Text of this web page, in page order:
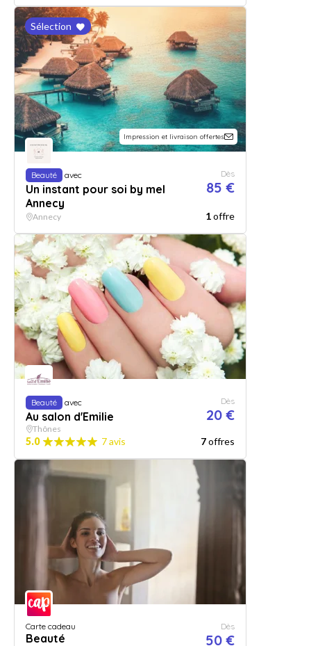
Sélection
Impression et livraison offertes
Beauté avec
Un instant pour soi by mel
Annecy
Dès
85 €
Annecy 1offre
Beauté avec
Au salon d'Emilie
Dès
20 €
Thônes
5.0 7 avis 7offres
Carte cadeau
Beauté
Dès
50 €